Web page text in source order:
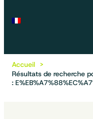
Accueil
Résultats de recherche
: